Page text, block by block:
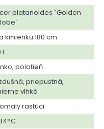
platanoides ´Golden
kmienku 180 cm
l
polotieň
priepustná,
vlhká
rastúci